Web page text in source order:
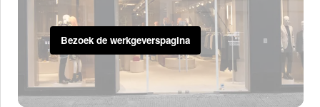
Bezoek de werkgeverspagina